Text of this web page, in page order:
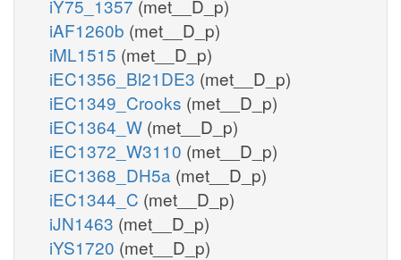
iY75_1357 (met__D_p)
iAF1260b (met__D_p)
iML1515 (met__D_p)
iEC1356_Bl21DE3 (met__D_p)
iEC1349_Crooks (met__D_p)
iEC1364_W (met__D_p)
iEC1372_W3110 (met__D_p)
iEC1368_DH5a (met__D_p)
iEC1344_C (met__D_p)
iJN1463 (met__D_p)
iYS1720 (met__D_p)